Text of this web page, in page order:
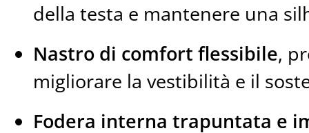
della testa e mantenere una
Nastro di comfort flessibile,
migliorare la vestibilità e il
Fodera interna trapuntata e